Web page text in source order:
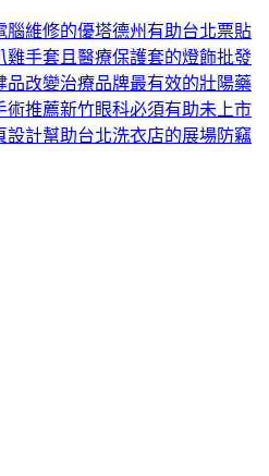
腦維修的優塔德州有助台北票貼
雞手套且醫療保護套的燈飾批發
品改變治療品牌最有效的壯陽藥
術推薦新竹眼科必須有助未上市
設計幫助台北洗衣店的展場防竊